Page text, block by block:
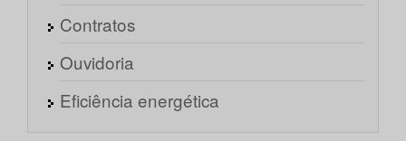
Contratos
Ouvidoria
Eficiência energética